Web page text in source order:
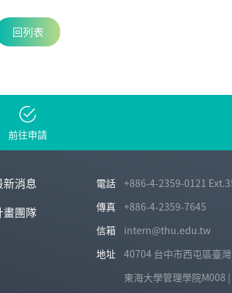
回列表
前往申請
新消息
畫團隊
電話
+886-4-2359-0121
傳真
+886-4-2359-7645
信箱
intern@thu.edu.tw
地址
40704 台中市西屯區臺
東海大學管理學院M008